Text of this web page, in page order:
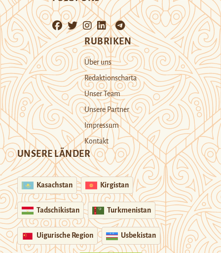
RUBRIKEN
Über uns
Redaktionscharta
Unser Team
Unsere Partner
Impressum
Kontakt
UNSERE LÄNDER
Kasachstan Kirgistan
Tadschikistan Turkmenistan
Uigurische Region Usbekistan